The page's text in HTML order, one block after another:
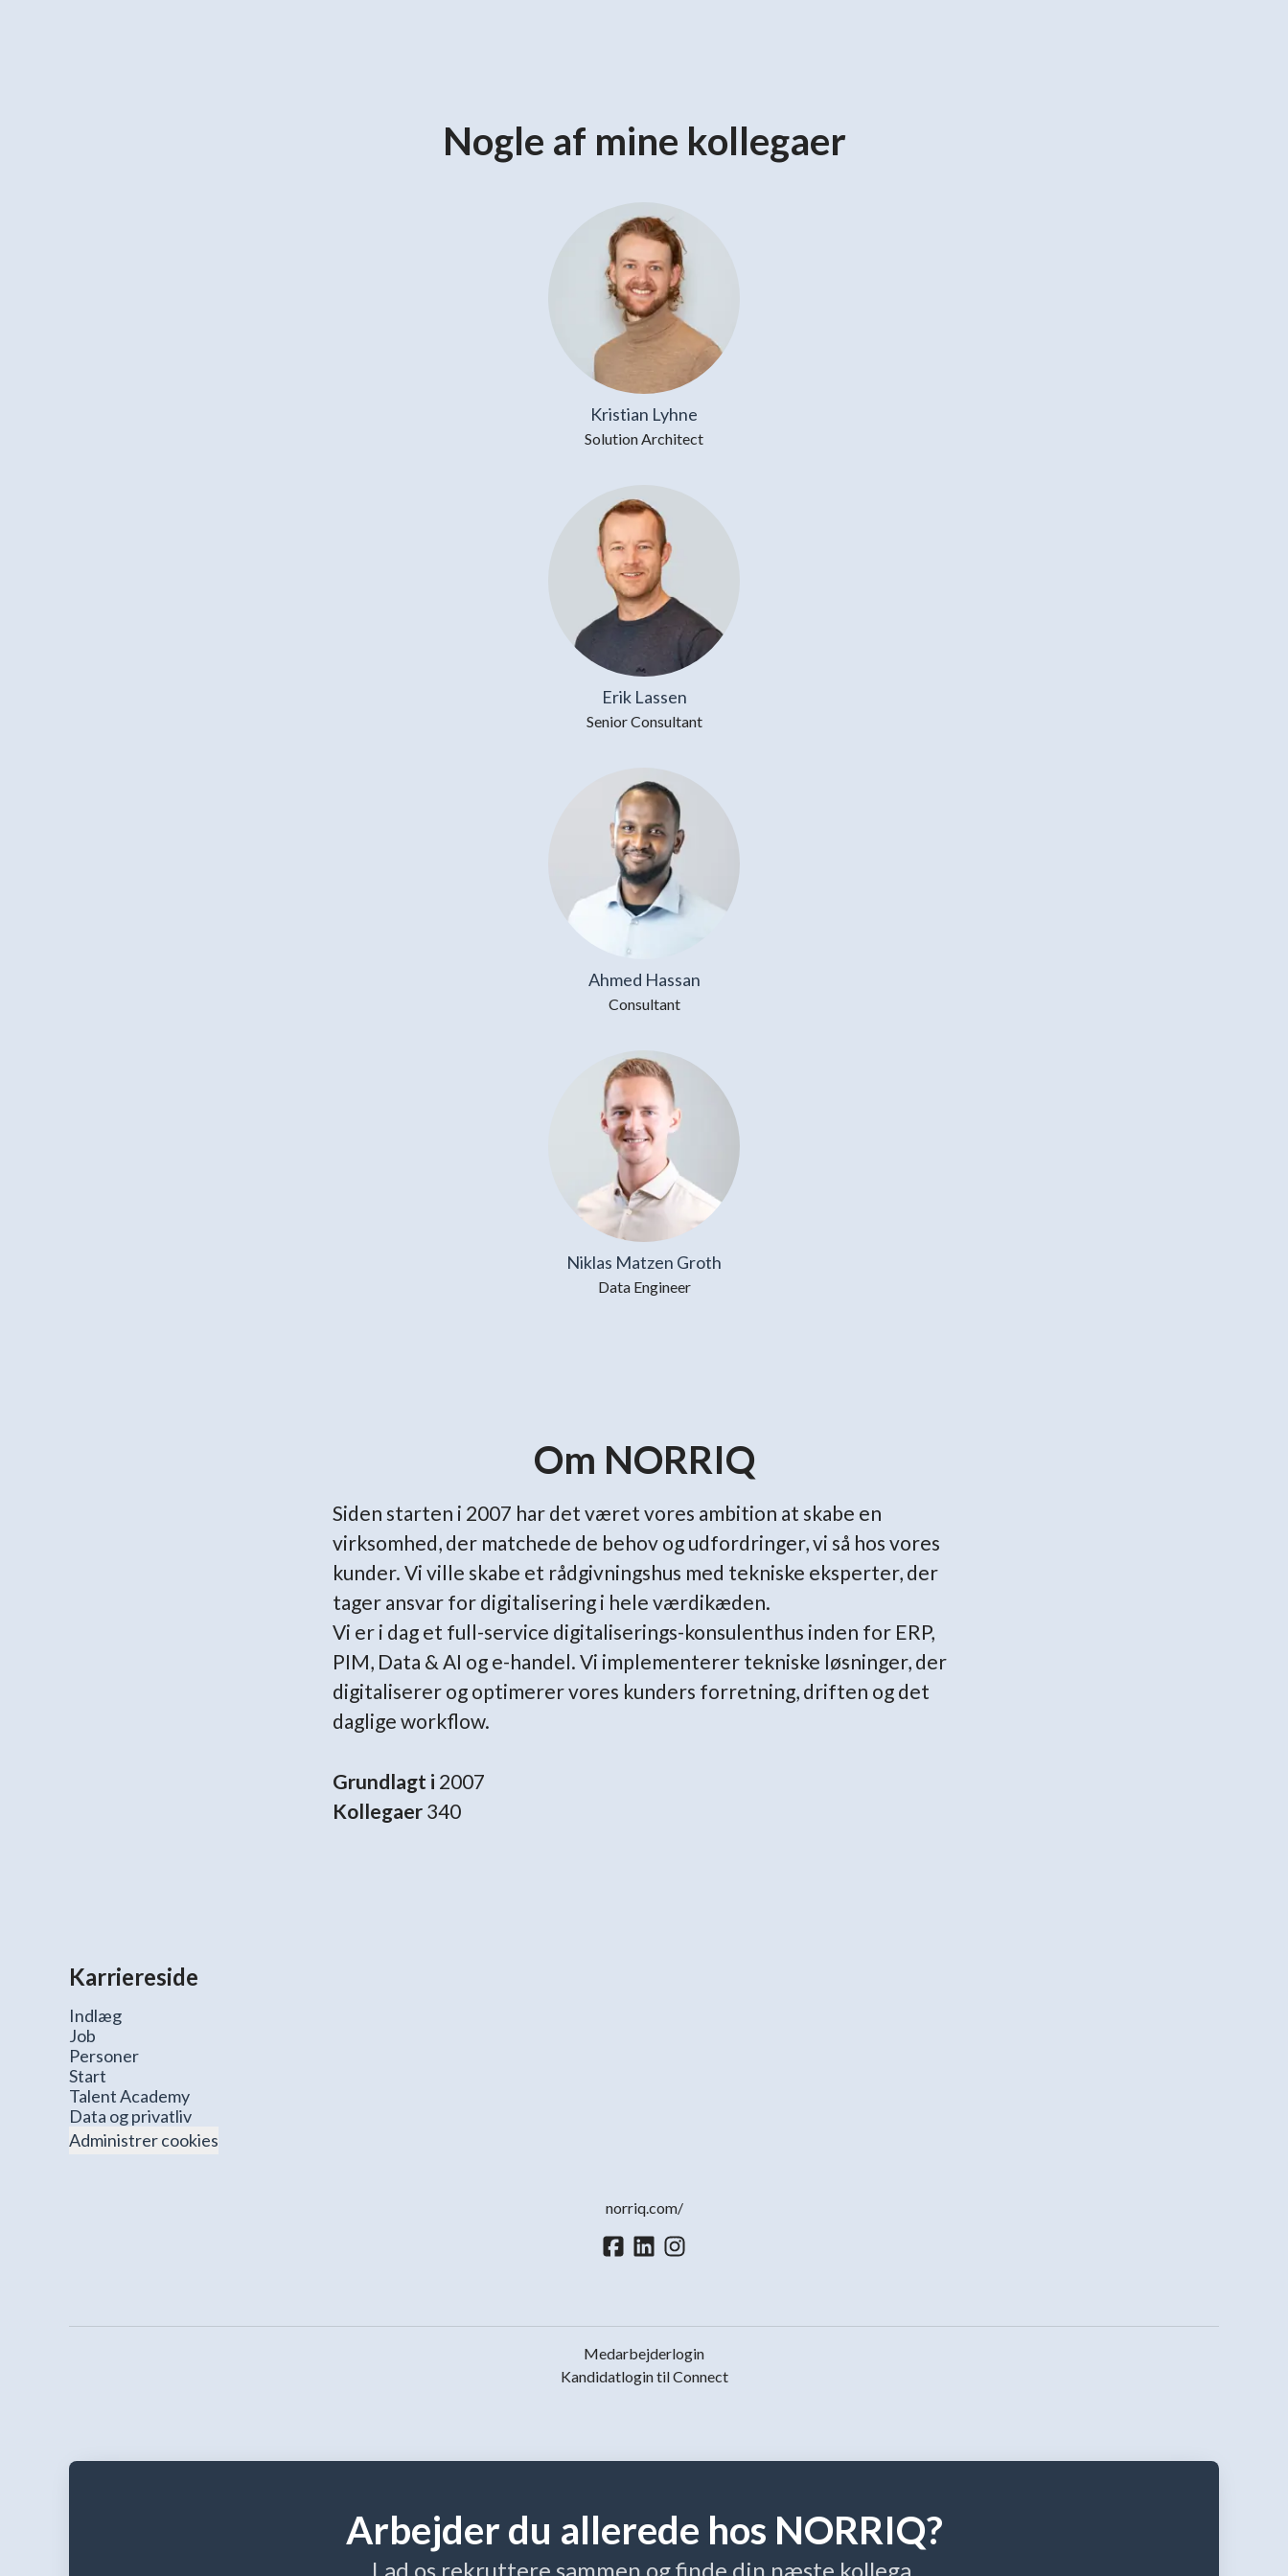
Nogle af mine kollegaer
Kristian Lyhne
Solution Architect
Erik Lassen
Senior Consultant
Ahmed Hassan
Consultant
Niklas Matzen Groth
Data Engineer
Om NORRIQ
Siden starten i 2007 har det været vores ambition at skabe en
virksomhed, der matchede de behov og udfordringer, vi så hos vores
kunder. Vi ville skabe et rådgivningshus med tekniske eksperter, der
tager ansvar for digitalisering i hele værdikæden.
Vi er i dag et full-service digitaliserings-konsulenthus inden for ERP,
PIM, Data & AI og e-handel. Vi implementerer tekniske løsninger, der
digitaliserer og optimerer vores kunders forretning, driften og det
daglige workflow.
Grundlagt i 2007
Kollegaer 340
Karriereside
Indlæg
Job
Personer
Start
Talent Academy
Data og privatliv
Administrer cookies
norriq.com/
Medarbejderlogin
Kandidatlogin til Connect
Arbejder du allerede hos NORRIQ?
Lad os rekruttere sammen og finde din næste kollega.